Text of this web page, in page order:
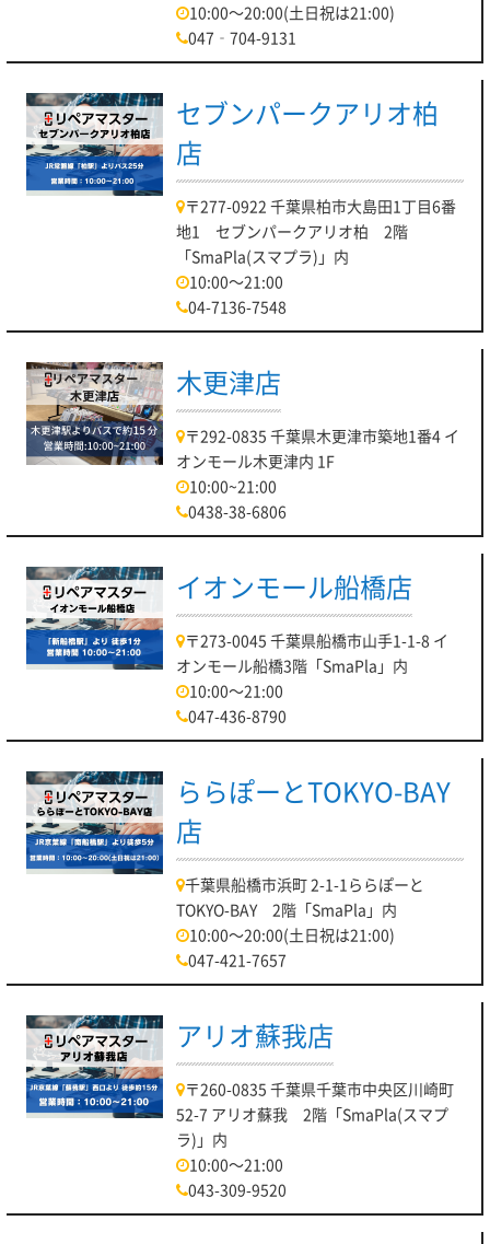
10:00～20:00(土日祝は21:00)
047‐704-9131
セブンパークアリオ柏
店
〒277-0922 千葉県柏市大島田1丁目6番
地1 セブンパークアリオ柏 2階
「SmaPla(スマプラ)」内
10:00～21:00
04-7136-7548
木更津店
〒292-0835 千葉県木更津市築地1番4 イ
オンモール木更津内 1F
10:00~21:00
0438-38-6806
イオンモール船橋店
〒273-0045 千葉県船橋市山手1-1-8 イ
オンモール船橋3階「SmaPla」内
10:00～21:00
047-436-8790
ららぽーとTOKYO-BAY
店
千葉県船橋市浜町 2-1-1ららぽーと
TOKYO-BAY 2階「SmaPla」内
10:00～20:00(土日祝は21:00)
047-421-7657
アリオ蘇我店
〒260-0835 千葉県千葉市中央区川崎町
52-7 アリオ蘇我 2階「SmaPla(スマプ
ラ)」内
10:00～21:00
043-309-9520